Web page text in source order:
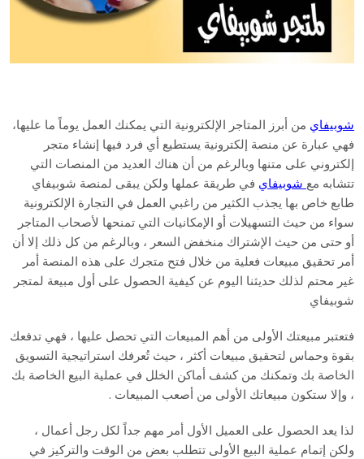
شوبيفاي من أبرز المتاجر الإلكترونية التي يمكنك العمل يوماً ما عليها،
فهي عبارة عن منصة إلكترونية يستطيع أي فرد فيها إنشاء متجر
إلكتروني على متنها وبالرغم من أن هناك العديد من المنصات التي
تتشابه مع شوبيفاي في طريقة عملها ولكن يبقى لمنصة شوبيفاي
طابع خاص بها يجذب الكثير من راغبي العمل في التجارة الإلكترونية
سواء من حيث التسهيلات أو الإمكانيات التي تمنحها لأصحاب المتاجر
أو حتى من حيث الإشتراك منخفض السعر ، وبالرغم من كل ذلك إلا أن
أمر تحقيق مبيعات فعلية من خلال فتح متجرك على هذه المنصة أمر
غير محتم لذلك حديثنا اليوم عن كيفية الحصول على أول مبيعة لمتجر
شوبيفاي
فتعتبر مبيعتك الأولى من أهم المبيعات التي تحصل عليها ، فهي تدفعك
بقوة وحماس لتحقيق مبيعات أكثر ، حيث تُعرفك استراتيجية التسويق
الخاصة بك وتمكنك من كشف أماكن الخلل في عملية البيع الخاصة بك
، وإلا ستكون مبيعاتك الأولى من أصعب المبيعات .
لذا يعد الحصول على العميل الأول أمر مهم جداً لكل رجل أعمال ،
ولكن إتمام عملية البيع الأولى تتطلب بعض من الوقت والتركيز في